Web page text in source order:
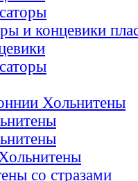
и концевики
Хольнитены
со стразами